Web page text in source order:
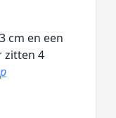
cm en een
zitten 4